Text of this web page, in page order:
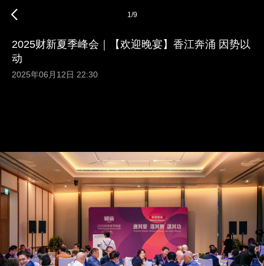
1/9
2025财新夏季峰会｜【欢迎晚宴】香江奔涌 因势以
动
2025年06月12日 22:30